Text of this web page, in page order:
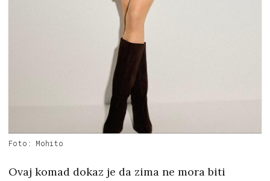
Foto: Mohito
Ovaj komad dokaz je da zima ne mora biti